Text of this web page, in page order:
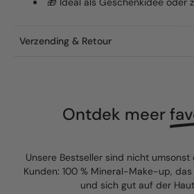
Verzending & Retour
Ontdek meer
Unsere Bestseller sind nicht
Kunden: 100 % Mineral-Make-up,
und sich gut auf der